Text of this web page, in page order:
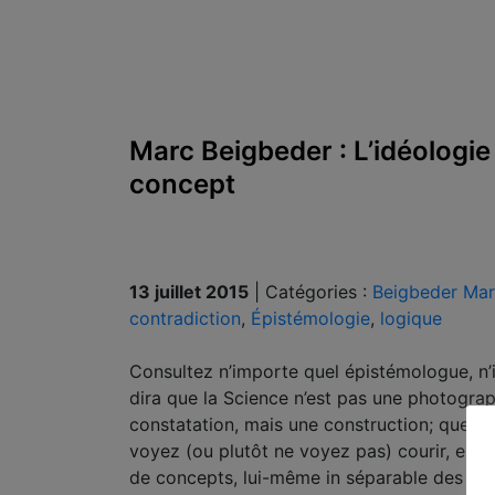
Marc Beigbeder :
concept
13 juillet 2015 Catégories : Beigbeder
contradiction, Épistémologie, logique
Consultez n’importe quel épisté­mologue,
dira que la Science n’est pas une
constatation, mais une construction; que
voyez (ou plutôt ne voyez pas) courir, est
de concepts, lui-même in­ séparable des